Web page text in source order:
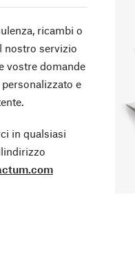
ricambi o
nostro servizio
vostre domande
e
in qualsiasi